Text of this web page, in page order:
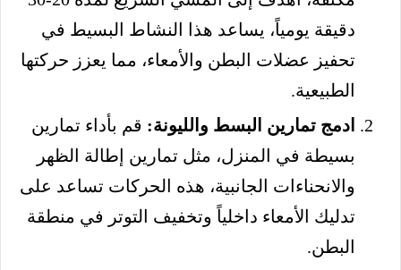
دقيقة يومياً، يساعد هذا النشاط البسيط في
تحفيز عضلات البطن والأمعاء، مما يعزز حركتها
الطبيعية.
ادمج تمارين البسط والليونة: قم بأداء تمارين
بسيطة في المنزل، مثل تمارين إطالة الظهر
والانحناءات الجانبية، هذه الحركات تساعد على
تدليك الأمعاء داخلياً وتخفيف التوتر في منطقة
البطن.